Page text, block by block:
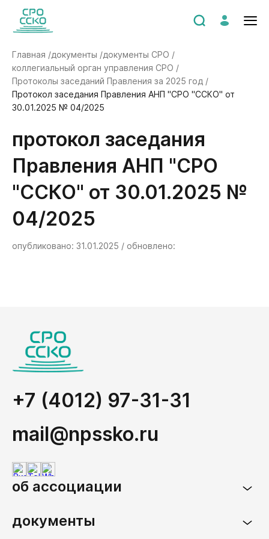
Главная /документы /документы СРО /
коллегиальный орган управления СРО /
Протоколы заседаний Правления за 2025 год /
Протокол заседания Правления АНП "СРО "ССКО" от
30.01.2025 № 04/2025
Протокол заседания
Правления АНП "СРО
"ССКО" от 30.01.2025 №
04/2025
опубликовано: 31.01.2025 / обновлено:
+7 (4012) 97-31-31
mail@npssko.ru
об ассоциации
документы